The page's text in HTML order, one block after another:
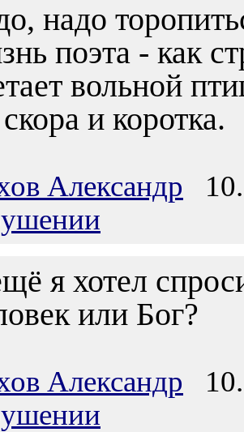
надо
поэта - как
вольной
и коротка.
Александр
я хотел
или Бог?
Александр